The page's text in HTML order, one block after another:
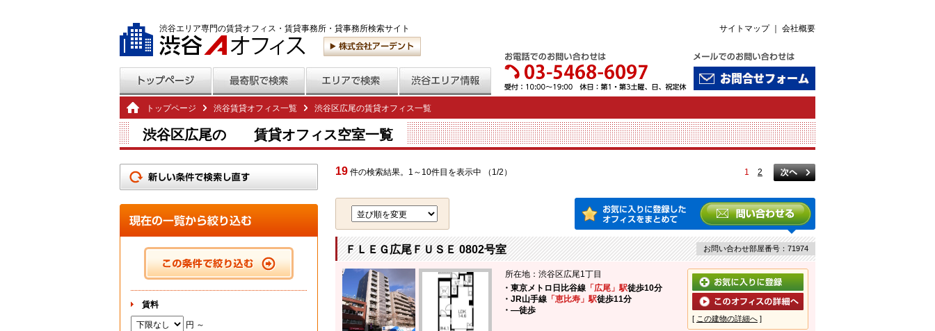
渋谷エリア専門の賃貸オフィス・賃貸事務所・貸事務所検索サイト サイトマップ｜ 会社概要
トップページ 渋谷賃貸オフィス一覧 渋谷区広尾の賃貸オフィス一覧
渋谷区広尾の 賃貸オフィス空室一覧
19 件の検索結果。1～10件目を表示中 （1/2） 1 2
ＦＬＥＧ広尾ＦＵＳＥ 0802号室 お問い合わせ部屋番号：71974
所在地：渋谷区広尾1丁目
・東京メトロ日比谷線 「広尾」駅徒歩10分
・JR山手線 「恵比寿」駅徒歩11分
・―徒歩
[ この建物の詳細へ ]
賃料
円 ～